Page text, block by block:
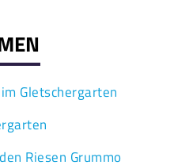
Gletschergarten
Riesen Grummo